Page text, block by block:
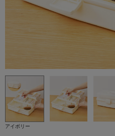
アイボリー